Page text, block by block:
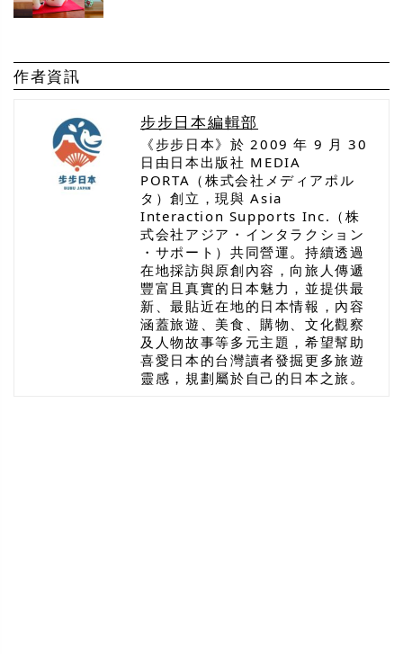
作者資訊
步步日本編輯部
《步步日本》於 2009 年 9 月 30
日由日本出版社 MEDIA
PORTA（株式会社メディアポル
タ）創立，現與 Asia
Interaction Supports Inc.（株
式会社アジア・インタラクション
・サポート）共同營運。持續透過
在地採訪與原創內容，向旅人傳遞
豐富且真實的日本魅力，並提供最
新、最貼近在地的日本情報，內容
涵蓋旅遊、美食、購物、文化觀察
及人物故事等多元主題，希望幫助
喜愛日本的台灣讀者發掘更多旅遊
靈感，規劃屬於自己的日本之旅。